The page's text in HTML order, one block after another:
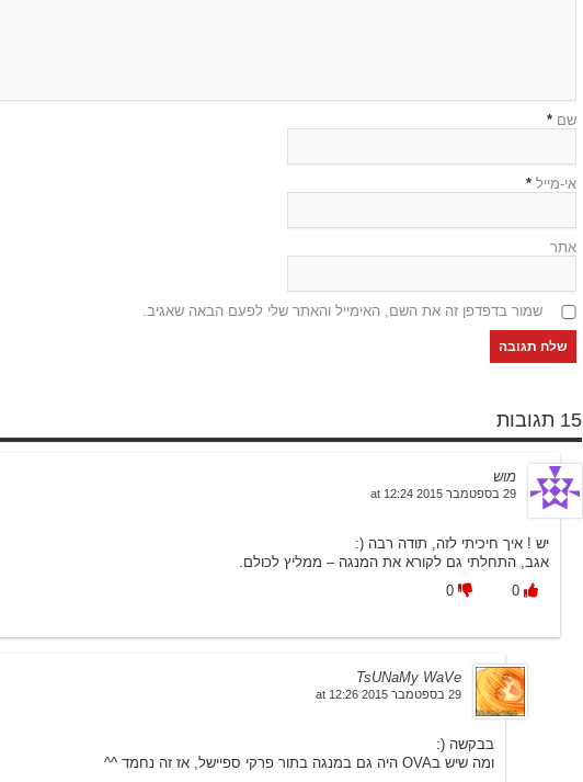
שם *
אי-מייל *
אתר
שמור בדפדפן זה את השם, האימייל והאתר שלי לפעם הבאה שאגיב.
15 תגובות
מוש
29 בספטמבר 2015 at 12:24
יש ! איך חיכיתי לזה, תודה רבה (:
אגב, התחלתי גם לקורא את המנגה – ממליץ לכולם.
0
0
TsUNaMy WaVe
29 בספטמבר 2015 at 12:26
בבקשה (:
ומה שיש בOVA היה גם במנגה בתור פרקי ספיישל, אז זה נחמד ^^